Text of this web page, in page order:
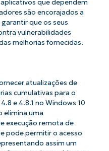
que dependem
são encorajados a
que os seus
vulnerabilidades
melhorias fornecidas.
atualizações de
cumulativas para o
e 4.8.1 no Windows 10
elimina uma
execução remota de
pode permitir o acesso
assim um